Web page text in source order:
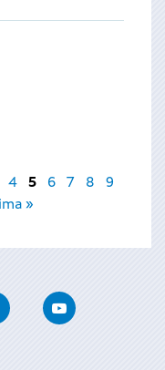
4 5 6 7 8
9
»
InstagramYoutube